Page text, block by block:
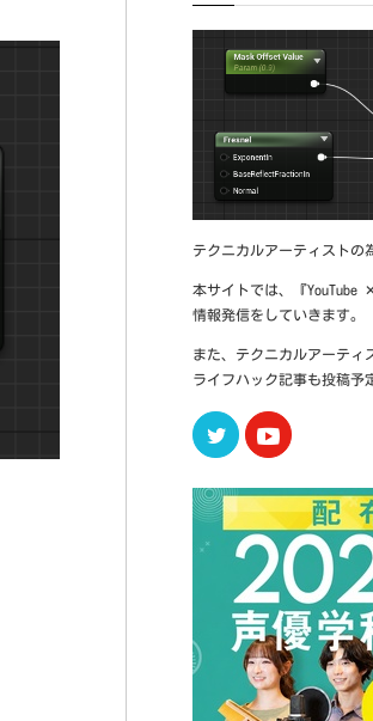
テクニカルアーティストの
本サイトでは、『YouTube
情報発信をしていきます。
また、テクニカルアーティ
ライフハック記事も投稿予
Twitter